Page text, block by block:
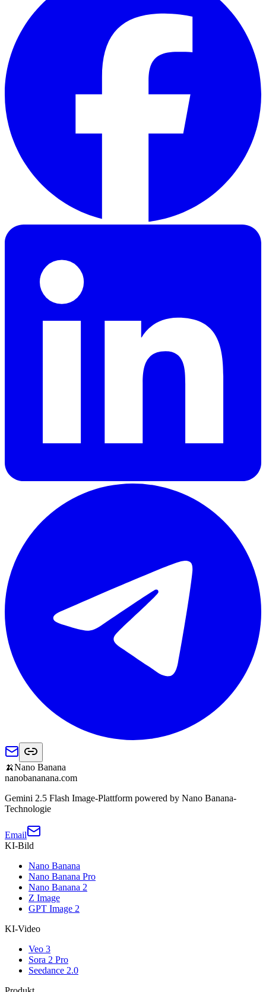
🍌Nano Banana
nanobananana.com
Gemini 2.5 Flash Image-Plattform powered by Nano Banana-
Technologie
Email
KI-Bild
Nano Banana
Nano Banana Pro
Nano Banana 2
Z Image
GPT Image 2
KI-Video
Veo 3
Sora 2 Pro
Seedance 2.0